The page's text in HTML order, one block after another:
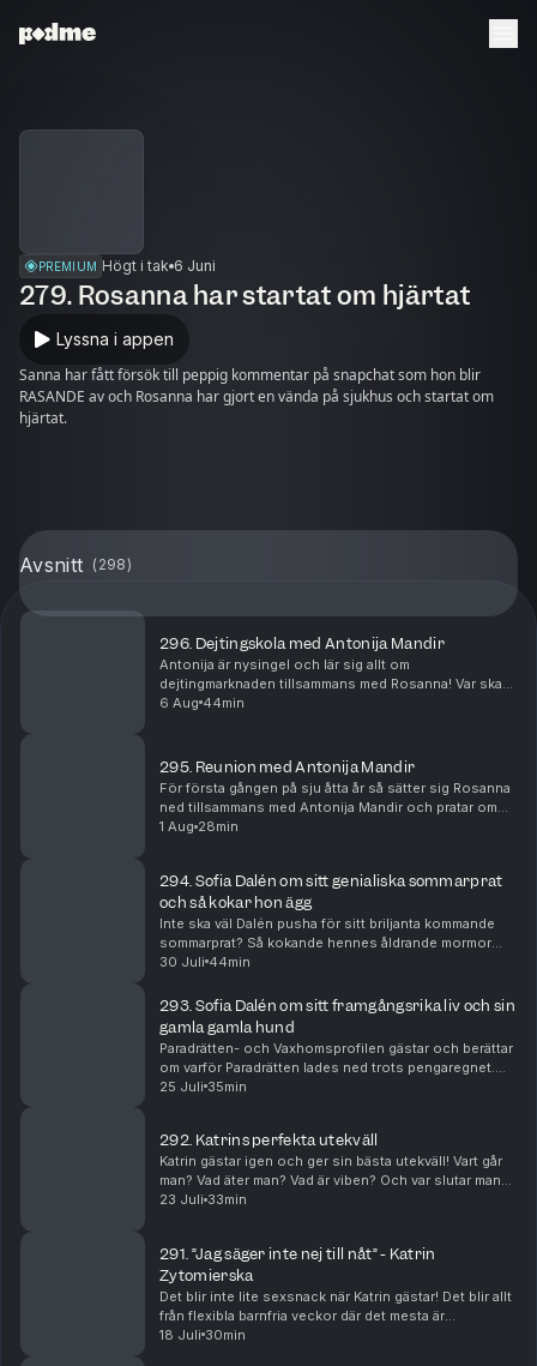
PREMIUM Högt i tak 6 Juni
279. Rosanna har startat om hjärtat
Lyssna i appen
Sanna har fått försök till peppig kommentar på snapchat som hon blir
RASANDE av och Rosanna har gjort en vända på sjukhus och startat om
hjärtat.
Avsnitt ( 298)
296. Dejtingskola med Antonija Mandir
Antonija är nysingel och lär sig allt om
dejtingmarknaden tillsammans med Rosanna! Var ska
hon vara? Hur ska hon tänka? Bör hon gå
6 Aug 44min
295. Reunion med Antonija Mandir
För första gången på sju åtta år så sätter sig Rosanna
ned tillsammans med Antonija Mandir och pratar om
livet, löpningen, dåliga knän och framförallt hennes
1 Aug 28min
294. Sofia Dalén om sitt genialiska sommarprat
och så kokar hon ägg
Inte ska väl Dalén pusha för sitt briljanta kommande
sommarprat? Så kokande hennes åldrande mormor
ägg och så avslöjar hon vad hon gjorde med 2000
busskortsfodral....
30 Juli 44min
293. Sofia Dalén om sitt framgångsrika liv och sin
gamla gamla hund
Paradrätten- och Vaxhomsprofilen gästar och berättar
om varför Paradrätten lades ned trots pengaregnet.
Men också om två tillfällen i närtid som hon blivit lurad
25 Juli 35min
292. Katrins perfekta utekväll
Katrin gästar igen och ger sin bästa utekväll! Vart går
man? Vad äter man? Vad är viben? Och var slutar man
liggandes på dansgolvet?
23 Juli 33min
291. ”Jag säger inte nej till nåt” - Katrin
Zytomierska
Det blir inte lite sexsnack när Katrin gästar! Det blir allt
från flexibla barnfria veckor där det mesta är
välkommet till oldies.
18 Juli 30min